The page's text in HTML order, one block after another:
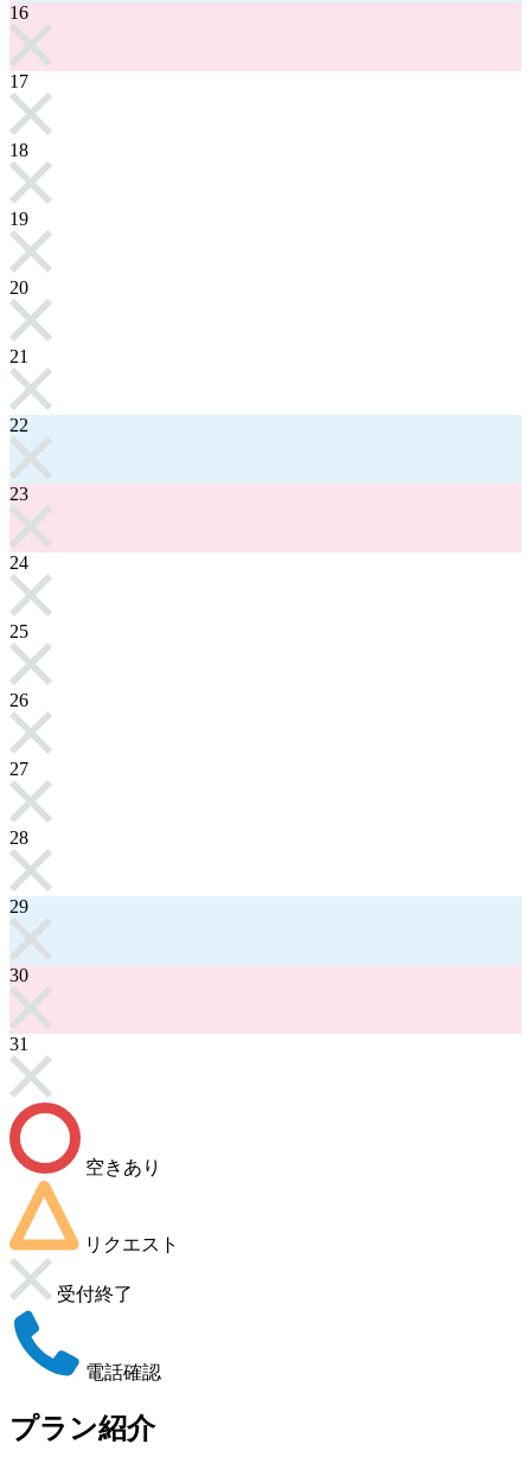
16
17
18
19
20
21
22
23
24
25
26
27
28
29
30
31
空きあり
リクエスト
受付終了
電話確認
プラン紹介